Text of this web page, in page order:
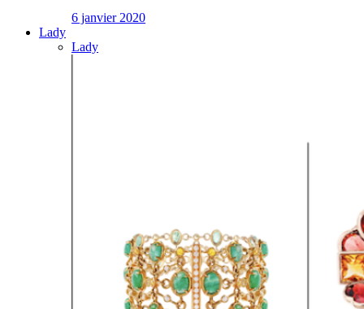
6 janvier 2020
Lady
Lady